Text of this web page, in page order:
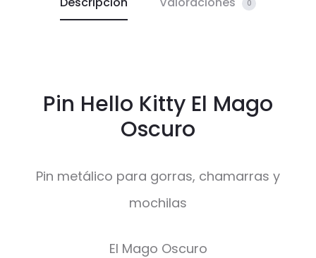
0
Pin Hello Kitty El Mago
Oscuro
Pin metálico para gorras, chamarras y
mochilas
El Mago Oscuro